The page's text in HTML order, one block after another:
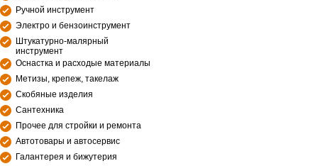
Ручной инструмент
Электро и бензоинструмент
Штукатурно-малярный
инструмент
Оснастка и расходые материалы
Метизы, крепеж, такелаж
Скобяные изделия
Сантехника
Прочее для стройки и ремонта
Автотовары и автосервис
Галантерея и бижутерия